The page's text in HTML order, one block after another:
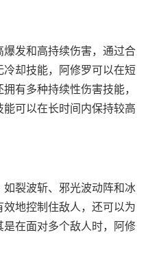
发和高持续伤害，通过合
却技能，阿修罗可以在短
有多种持续性伤害技能，
可以在长时间内保持较高
裂波斩、邪光波动阵和冰
地控制住敌人，还可以为
在面对多个敌人时，阿修